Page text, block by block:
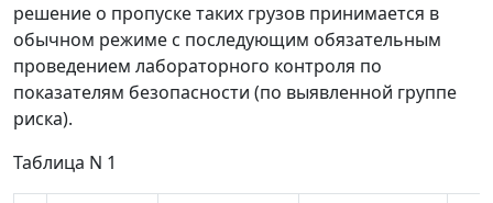
решение о пропуске таких грузов принимается в
обычном режиме с последующим обязательным
проведением лабораторного контроля по
показателям безопасности (по выявленной группе
риска).
Таблица N 1